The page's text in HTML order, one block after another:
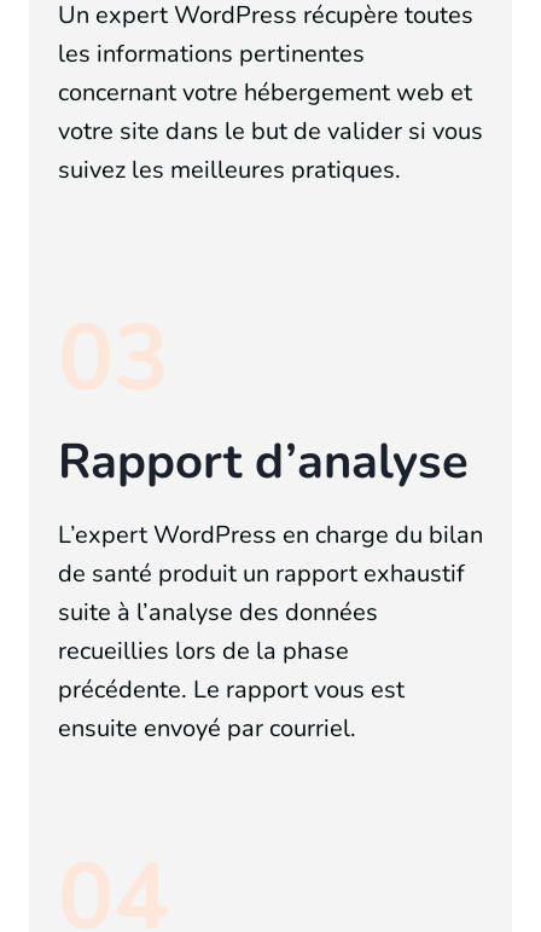
Un expert WordPress récupère toutes
les informations pertinentes
concernant votre hébergement web et
votre site dans le but de valider si vous
suivez les meilleures pratiques.
03
Rapport d’analyse
L’expert WordPress en charge du bilan
de santé produit un rapport exhaustif
suite à l’analyse des données
recueillies lors de la phase
précédente. Le rapport vous est
ensuite envoyé par courriel.
04